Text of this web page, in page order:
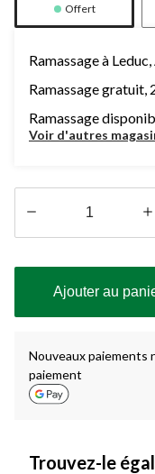
Offert
Ramassage à
Ramassage gratuit,
Ramassage
Voir d'autres
à
Ajouter au
Nouveaux paiements
paiement
Trouvez-le